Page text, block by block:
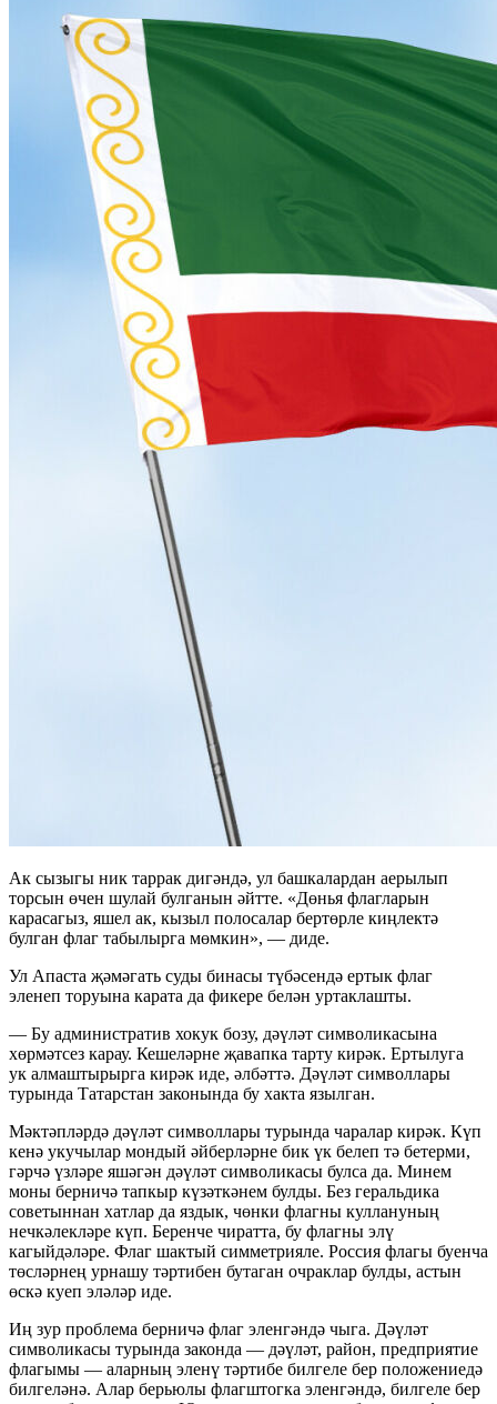
Ак сызыгы ник таррак дигәндә, ул башкалардан аерылып
торсын өчен шулай булганын әйтте. «Дөнья флагларын
карасагыз, яшел ак, кызыл полосалар бертөрле киңлектә
булган флаг табылырга мөмкин», — диде.
Ул Апаста җәмәгать суды бинасы түбәсендә ертык флаг
эленеп торуына карата да фикере белән уртаклашты.
— Бу административ хокук бозу, дәүләт символикасына
хөрмәтсез карау. Кешеләрне җавапка тарту кирәк. Ертылуга
ук алмаштырырга кирәк иде, әлбәттә. Дәүләт символлары
турында Татарстан законында бу хакта язылган.
Мәктәпләрдә дәүләт символлары турында чаралар кирәк. Күп
кенә укучылар мондый әйберләрне бик үк белеп тә бетерми,
гәрчә үзләре яшәгән дәүләт символикасы булса да. Минем
моны берничә тапкыр күзәткәнем булды. Без геральдика
советыннан хатлар да яздык, чөнки флагны куллануның
нечкәлекләре күп. Беренче чиратта, бу флагны элү
кагыйдәләре. Флаг шактый симметрияле. Россия флагы буенча
төсләрнең урнашу тәртибен бутаган очраклар булды, астын
өскә куеп эләләр иде.
Иң зур проблема берничә флаг эленгәндә чыга. Дәүләт
символикасы турында законда — дәүләт, район, предприятие
флагымы — аларның эленү тәртибе билгеле бер положениедә
билгеләнә. Алар берьюлы флагштогка эленгәндә, билгеле бер